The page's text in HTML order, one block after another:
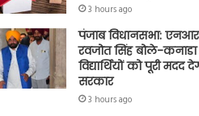
3 hours ago
पंजाब विधानसभा:
रवजोत सिंह बोले-
विद्यार्थियों को पूरी मदद
सरकार
3 hours ago